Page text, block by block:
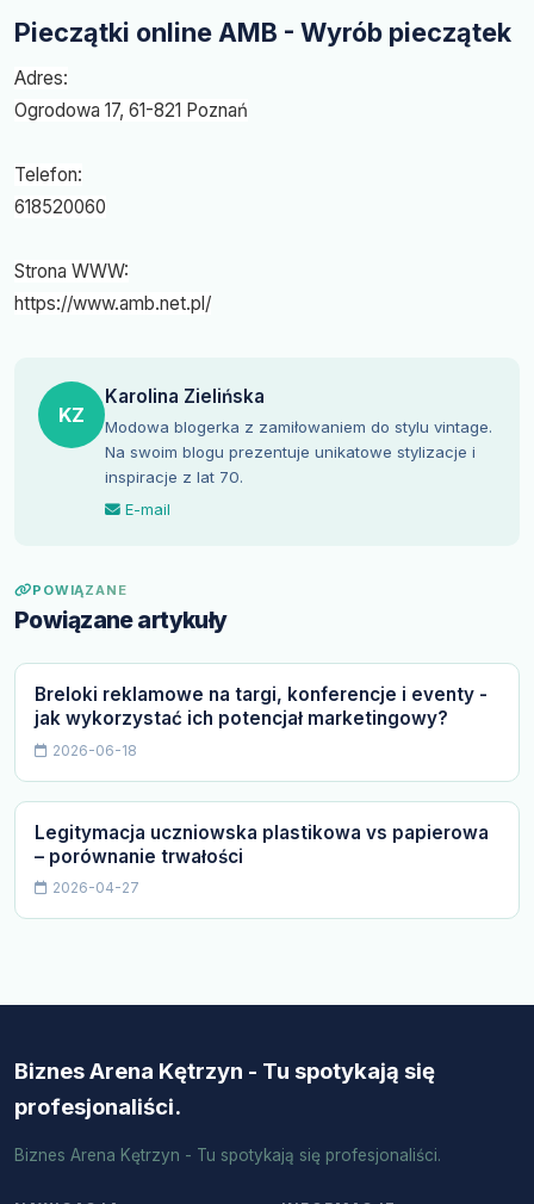
Pieczątki online AMB - Wyrób pieczątek
Adres:
Ogrodowa 17, 61-821 Poznań
Telefon:
618520060
Strona WWW:
https://www.amb.net.pl/
KZ
Karolina Zielińska
Modowa blogerka z zamiłowaniem do stylu vintage.
Na swoim blogu prezentuje unikatowe stylizacje i
inspiracje z lat 70.
E-mail
POWIĄZANE
Powiązane artykuły
Breloki reklamowe na targi, konferencje i eventy -
jak wykorzystać ich potencjał marketingowy?
2026-06-18
Legitymacja uczniowska plastikowa vs papierowa
– porównanie trwałości
2026-04-27
Biznes Arena Kętrzyn - Tu spotykają się
profesjonaliści.
Biznes Arena Kętrzyn - Tu spotykają się profesjonaliści.